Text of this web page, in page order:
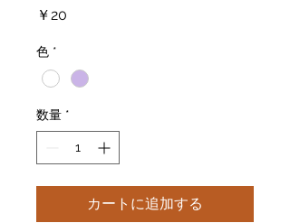
￥20
色 *
数量 *
カートに追加する